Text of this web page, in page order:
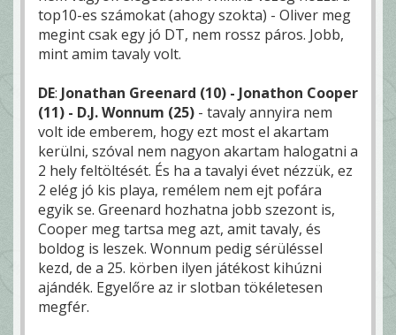
top10-es számokat (ahogy szokta) - Oliver meg
megint csak egy jó DT, nem rossz páros. Jobb,
mint amim tavaly volt.
DE: Jonathan Greenard (10) - Jonathon Cooper
(11) - D.J. Wonnum (25) - tavaly annyira nem
volt ide emberem, hogy ezt most el akartam
kerülni, szóval nem nagyon akartam halogatni a
2 hely feltöltését. És ha a tavalyi évet nézzük, ez
2 elég jó kis playa, remélem nem ejt pofára
egyik se. Greenard hozhatna jobb szezont is,
Cooper meg tartsa meg azt, amit tavaly, és
boldog is leszek. Wonnum pedig sérüléssel
kezd, de a 25. körben ilyen játékost kihúzni
ajándék. Egyelőre az ir slotban tökéletesen
megfér.